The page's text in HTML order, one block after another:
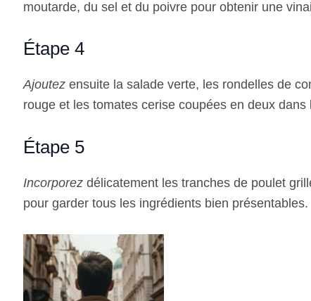
moutarde, du sel et du poivre pour obtenir une
Étape 4
Ajoutez ensuite la salade verte, les rondelles de
rouge et les tomates cerise coupées en deux
Étape 5
Incorporez délicatement les tranches de poulet
pour garder tous les ingrédients bien présentables.